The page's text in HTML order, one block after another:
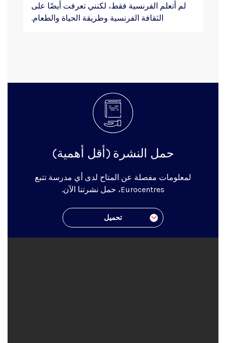
لم أتعلم الفرنسية فقط، لكنني تعرفت أيضًا على
الثقافة الفرنسية وطريقة الحياة والطعام.
حمل النشرة (أقل أهمية)
لمعلومات مفصلة عن المتاح لدى أي مدرسة تتبع
Eurocentres، حمل نشرتنا الآن.
تحميل